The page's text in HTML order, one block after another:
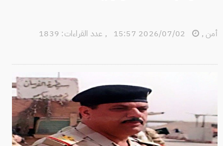
أمن,
, عدد القراءات: 1839